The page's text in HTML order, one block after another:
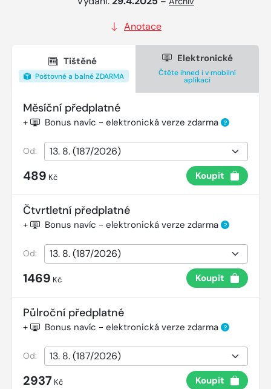
Anotace
Tištěné
Poštovné a balné ZDARMA
Elektronické
Čtěte ihned i v mobilní
aplikaci
Měsíční předplatné
+ Bonus navíc - elektronická verze zdarma ?
Od:
489 Kč Koupit
Čtvrtletní předplatné
+ Bonus navíc - elektronická verze zdarma ?
Od:
1469 Kč Koupit
Půlroční předplatné
+ Bonus navíc - elektronická verze zdarma ?
Od:
2937 Kč Koupit